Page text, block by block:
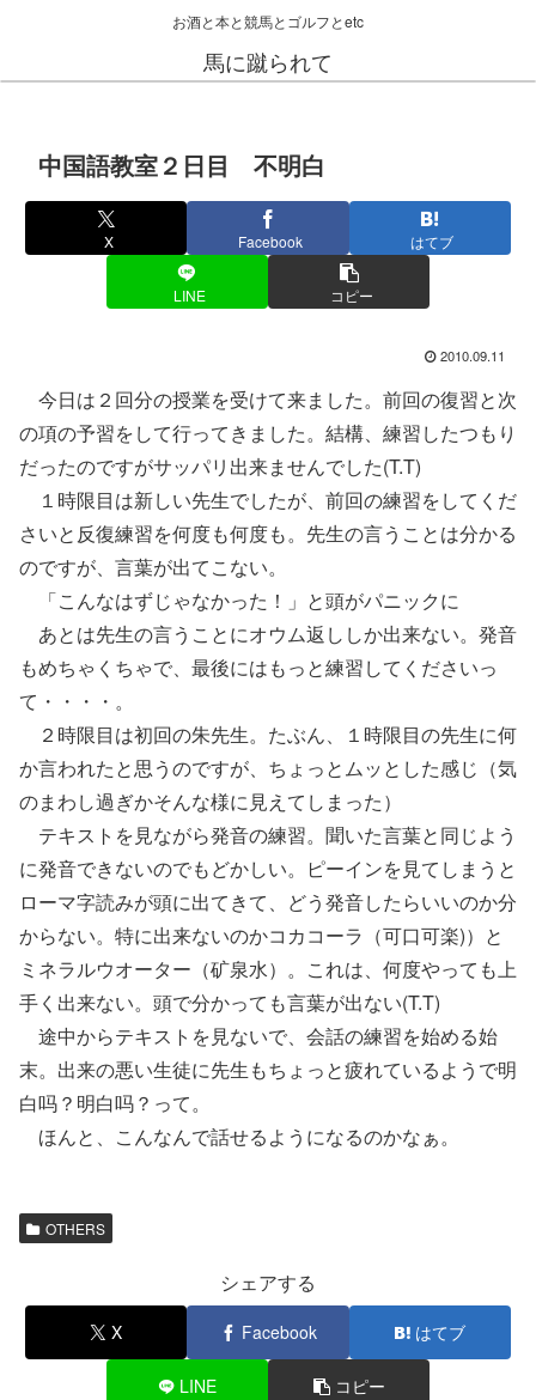
お酒と本と競馬とゴルフとetc
馬に蹴られて
中国語教室２日目 不明白
X Facebook はてブ
LINE コピー
2010.09.11
今日は２回分の授業を受けて来ました。前回の復習と次
の項の予習をして行ってきました。結構、練習したつもり
だったのですがサッパリ出来ませんでした(T.T)
１時限目は新しい先生でしたが、前回の練習をしてくだ
さいと反復練習を何度も何度も。先生の言うことは分かる
のですが、言葉が出てこない。
「こんなはずじゃなかった！」と頭がパニックに
あとは先生の言うことにオウム返ししか出来ない。発音
もめちゃくちゃで、最後にはもっと練習してくださいっ
て・・・・。
２時限目は初回の朱先生。たぶん、１時限目の先生に何
か言われたと思うのですが、ちょっとムッとした感じ（気
のまわし過ぎかそんな様に見えてしまった）
テキストを見ながら発音の練習。聞いた言葉と同じよう
に発音できないのでもどかしい。ピーインを見てしまうと
ローマ字読みが頭に出てきて、どう発音したらいいのか分
からない。特に出来ないのかコカコーラ（可口可楽)）と
ミネラルウオーター（矿泉水）。これは、何度やっても上
手く出来ない。頭で分かっても言葉が出ない(T.T)
途中からテキストを見ないで、会話の練習を始める始
末。出来の悪い生徒に先生もちょっと疲れているようで明
白吗？明白吗？って。
ほんと、こんなんで話せるようになるのかなぁ。
OTHERS
シェアする
X Facebook はてブ
LINE コピー